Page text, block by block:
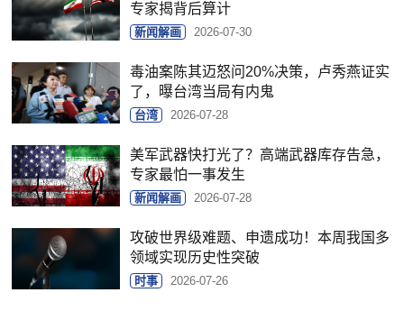
专家揭背后算计
新闻解画 2026-07-30
毒油案陈其迈怒问20%决策，卢秀燕证实
了，曝台湾当局有内鬼
台湾 2026-07-28
美军武器快打光了？高端武器库存告急，
专家最怕一事发生
新闻解画 2026-07-28
攻破世界级难题、申遗成功！本周我国多
领域实现历史性突破
时事 2026-07-26